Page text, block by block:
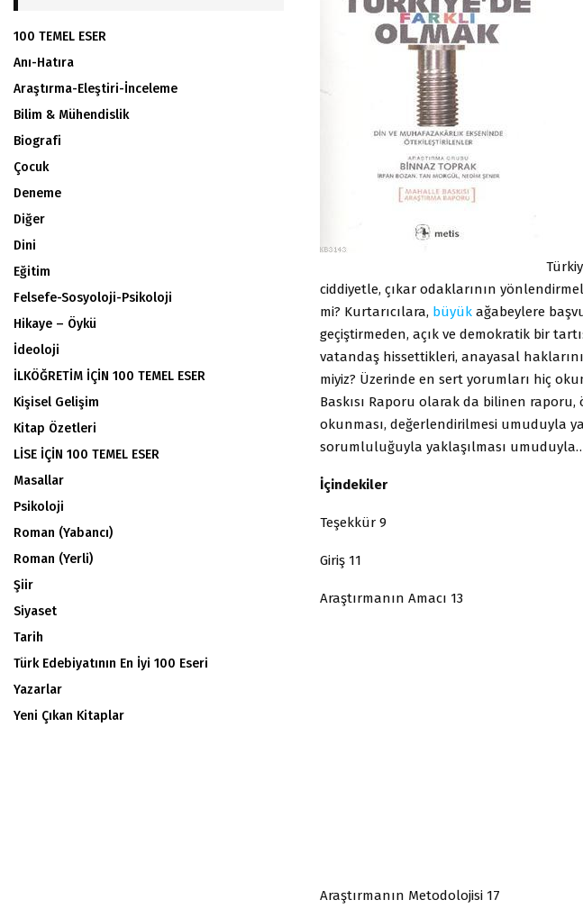
ciddiyetle, çıkar odaklarının
mi? Kurtarıcılara, büyük ağabeylere
geçiştirmeden, açık ve demokratik bir
vatandaş hissettikleri, anayasal
miyiz? Üzerinde en sert yorumları hiç
Baskısı Raporu olarak da bilinen raporu,
okunması, değerlendirilmesi umuduyla
sorumluluğuyla yaklaşılması
İçindekiler
Teşekkür 9
Giriş 11
Araştırmanın Amacı 13
Araştırmanın Metodolojisi 17
100 TEMEL ESER
Anı-Hatıra
Araştırma-Eleştiri-İnceleme
Bilim & Mühendislik
Biografi
Çocuk
Deneme
Diğer
Dini
Eğitim
Felsefe-Sosyoloji-Psikoloji
Hikaye – Öykü
İdeoloji
İLKÖĞRETİM İÇİN 100 TEMEL ESER
Kişisel Gelişim
Kitap Özetleri
LİSE İÇİN 100 TEMEL ESER
Masallar
Psikoloji
Roman (Yabancı)
Roman (Yerli)
Şiir
Siyaset
Tarih
Türk Edebiyatının En İyi 100 Eseri
Yazarlar
Yeni Çıkan Kitaplar